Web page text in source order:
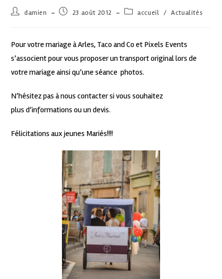
damien 23 août 2012 accueil / Actualités
Pour votre mariage à Arles, Taco and Co et Pixels Events
s’associent pour vous proposer un transport original lors de
votre mariage ainsi qu’une séance photos.
N’hésitez pas à nous contacter si vous souhaitez
plus d’informations ou un devis.
Félicitations aux jeunes Mariés!!!!